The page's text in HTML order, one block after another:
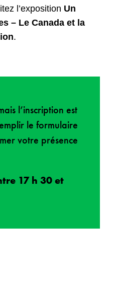
l’exposition Un
– Le Canada et la
.
l’inscription est
le formulaire
votre présence
17 h 30 et